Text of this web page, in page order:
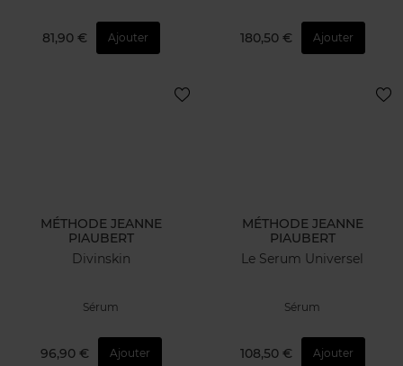
81,90 € Ajouter 180,50 € Ajouter
MÉTHODE JEANNE
PIAUBERT
Divinskin
Sérum
96,90 € Ajouter
MÉTHODE JEANNE
PIAUBERT
Le Serum Universel
Sérum
108,50 € Ajouter